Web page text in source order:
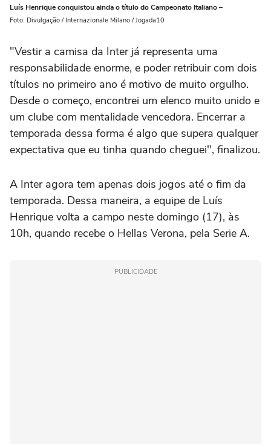
Luís Henrique conquistou ainda o título do Campeonato Italiano –
Foto: Divulgação / Internazionale Milano / Jogada10
"Vestir a camisa da Inter já representa uma
responsabilidade enorme, e poder retribuir com dois
títulos no primeiro ano é motivo de muito orgulho.
Desde o começo, encontrei um elenco muito unido e
um clube com mentalidade vencedora. Encerrar a
temporada dessa forma é algo que supera qualquer
expectativa que eu tinha quando cheguei", finalizou.
A Inter agora tem apenas dois jogos até o fim da
temporada. Dessa maneira, a equipe de Luís
Henrique volta a campo neste domingo (17), às
10h, quando recebe o Hellas Verona, pela Serie A.
PUBLICIDADE